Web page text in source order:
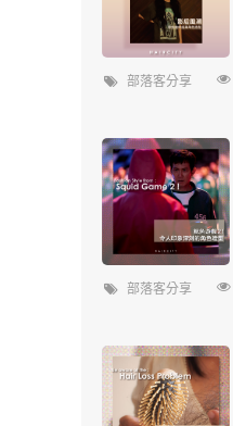
部落客分享
部落客分享